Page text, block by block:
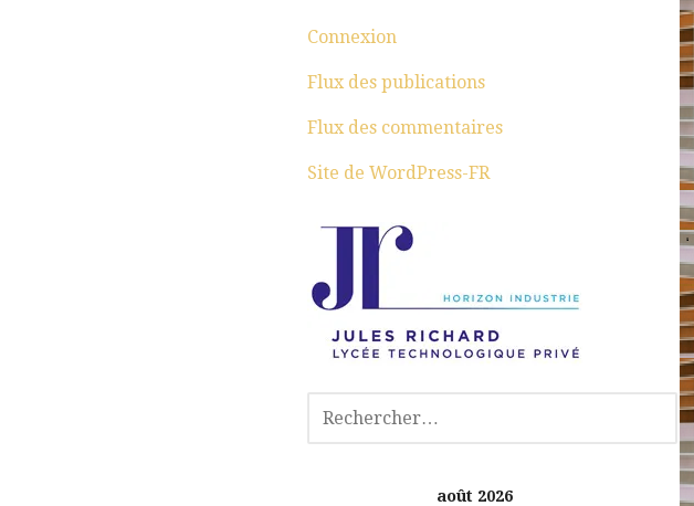
Connexion
Flux des publications
Flux des commentaires
Site de WordPress-FR
août 2026